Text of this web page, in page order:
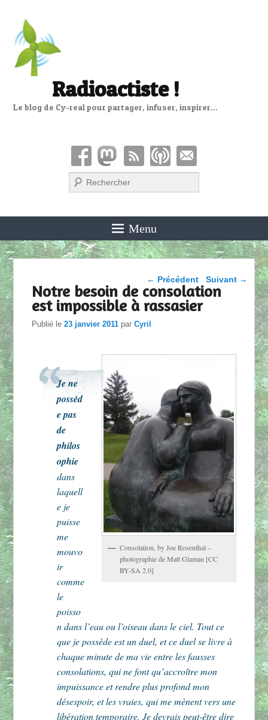
Radioactiste !
Le blog de Cy-real pour partager, infuser, inspirer…
Recherche
Menu
Parcourir les articles
← Précédent Suivant →
Notre besoin de consolation
est impossible à rassasier
Publié le23 janvier 2011 parCyril
Consolation, by Joe Rosenthal –
photographie de Matt Glaman [CC
BY-SA 2.0]
Je ne
possèd
e pas
de
philos
ophie
dans
laquell
e je
puisse
me
mouvo
ir
comme
le
poisso
n dans l’eau ou l’oiseau dans le ciel. Tout ce
que je possède est un duel, et ce duel se livre à
chaque minute de ma vie entre les fausses
consolations, qui ne font qu’accroître mon
impuissance et rendre plus profond mon
désespoir, et les vraies, qui me mènent vers une
libération temporaire. Je devrais peut-être dire